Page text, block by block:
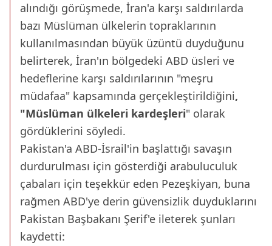
alındığı görüşmede, İran'a karşı saldırılarda
bazı Müslüman ülkelerin topraklarının
kullanılmasından büyük üzüntü duyduğunu
belirterek, İran'ın bölgedeki ABD üsleri ve
hedeflerine karşı saldırılarının "meşru
müdafaa" kapsamında gerçekleştirildiğini,
"Müslüman ülkeleri kardeşleri" olarak
gördüklerini söyledi.
Pakistan'a ABD-İsrail'in başlattığı savaşın
durdurulması için gösterdiği arabuluculuk
çabaları için teşekkür eden Pezeşkiyan, buna
rağmen ABD'ye derin güvensizlik duyduklarını
Pakistan Başbakanı Şerif'e ileterek şunları
kaydetti: